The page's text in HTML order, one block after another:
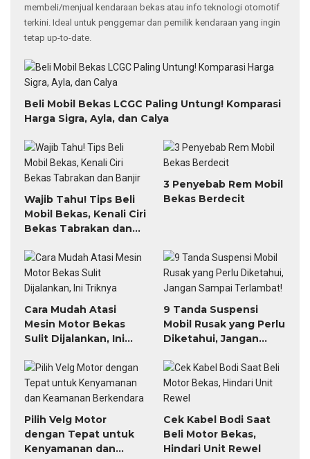
membeli/menjual kendaraan bekas atau info teknologi otomotif
terkini. Ideal untuk penggemar dan pemilik kendaraan yang ingin
tetap up-to-date.
Beli Mobil Bekas LCGC Paling Untung! Komparasi
Harga Sigra, Ayla, dan Calya
Wajib Tahu! Tips Beli
Mobil Bekas, Kenali Ciri
Bekas Tabrakan dan
3 Penyebab Rem Mobil
Bekas Berdecit
Cara Mudah Atasi
Mesin Motor Bekas
Sulit Dijalankan, Ini
9 Tanda Suspensi
Mobil Rusak yang Perlu
Diketahui, Jangan
Pilih Velg Motor
dengan Tepat untuk
Kenyamanan dan
Cek Kabel Bodi Saat
Beli Motor Bekas,
Hindari Unit Rewel